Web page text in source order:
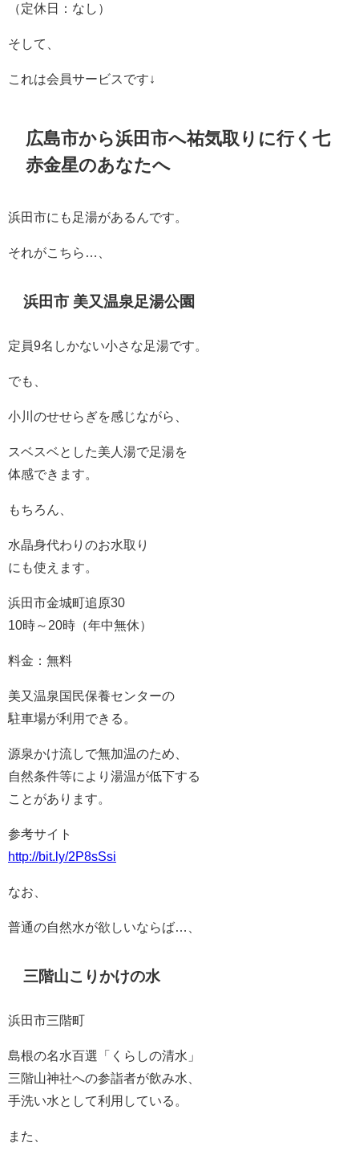
（定休日：なし）
そして、
これは会員サービスです↓
広島市から浜田市へ祐気取りに行く七
赤金星のあなたへ
浜田市にも足湯があるんです。
それがこちら…、
浜田市 美又温泉足湯公園
定員9名しかない小さな足湯です。
でも、
小川のせせらぎを感じながら、
スベスベとした美人湯で足湯を
体感できます。
もちろん、
水晶身代わりのお水取り
にも使えます。
浜田市金城町追原30
10時～20時（年中無休）
料金：無料
美又温泉国民保養センターの
駐車場が利用できる。
源泉かけ流しで無加温のため、
自然条件等により湯温が低下する
ことがあります。
参考サイト
http://bit.ly/2P8sSsi
なお、
普通の自然水が欲しいならば…、
三階山こりかけの水
浜田市三階町
島根の名水百選「くらしの清水」
三階山神社への参詣者が飲み水、
手洗い水として利用している。
また、